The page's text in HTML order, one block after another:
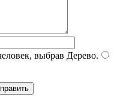
выбрав Дерево.